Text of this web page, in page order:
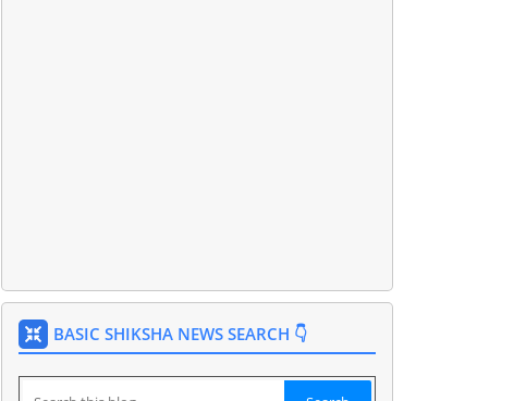
BASIC SHIKSHA NEWS SEARCH 👇